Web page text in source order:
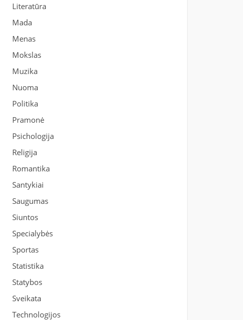
Literatūra
Mada
Menas
Mokslas
Muzika
Nuoma
Politika
Pramonė
Psichologija
Religija
Romantika
Santykiai
Saugumas
Siuntos
Specialybės
Sportas
Statistika
Statybos
Sveikata
Technologijos